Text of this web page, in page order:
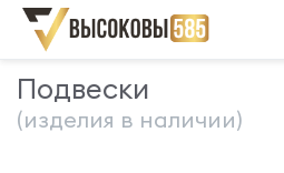
Главная Склад готовой
Подвески
(изделия в наличии)